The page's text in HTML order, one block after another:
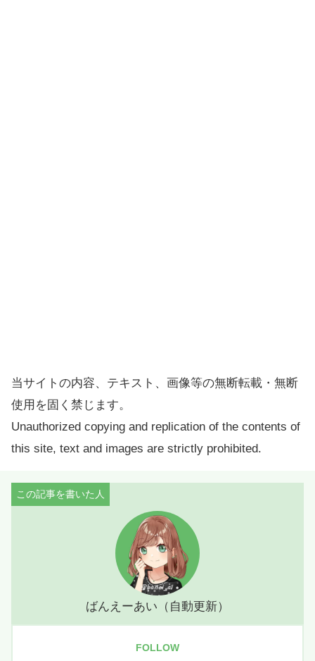
当サイトの内容、テキスト、画像等の無断転載・無断
使用を固く禁じます。
Unauthorized copying and replication of the contents of
this site, text and images are strictly prohibited.
ばんえーあい（自動更新）
FOLLOW